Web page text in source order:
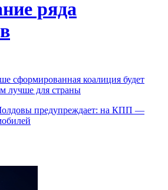
ряда
сформированная коалиция будет
лучше для страны
предупреждает: на КПП —